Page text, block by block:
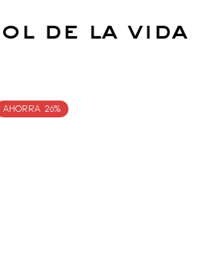
de la vida
AHORRA 26%